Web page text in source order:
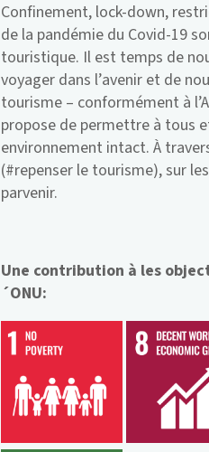
Confinement, lock-down,
de la pandémie du Covid-19
touristique. Il est temps de
voyager dans l’avenir et de
tourisme – conformément à
propose de permettre à tous
environnement intact. À
(#repenser le tourisme), sur
parvenir.
Une contribution à les
´ONU: